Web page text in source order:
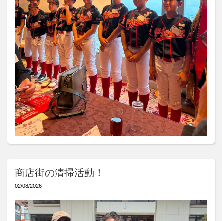
商店街の清掃活動！
02/08/2026